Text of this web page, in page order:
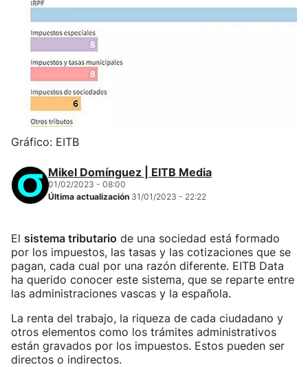
Gráfico: EITB
Mikel Domínguez | EITB Media
01/02/2023 - 08:00
Última actualización 31/01/2023 - 22:22
El sistema tributario de una sociedad está formado
por los impuestos, las tasas y las cotizaciones que se
pagan, cada cual por una razón diferente. EITB Data
ha querido conocer este sistema, que se reparte entre
las administraciones vascas y la española.
La renta del trabajo, la riqueza de cada ciudadano y
otros elementos como los trámites administrativos
están gravados por los impuestos. Estos pueden ser
directos o indirectos.